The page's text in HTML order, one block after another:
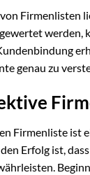
Firmenlisten
genau zu
Firmenliste ist
Erfolg ist,